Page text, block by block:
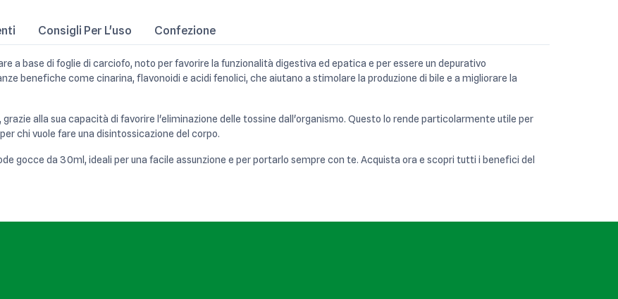
Consigli Per L'uso Confezione
a base di foglie di carciofo, noto per favorire la funzionalità digestiva ed epatica e per essere un depurativo
benefiche come cinarina, flavonoidi e acidi fenolici, che aiutano a stimolare la produzione di bile e a migliorare la
alla sua capacità di favorire l'eliminazione delle tossine dall'organismo. Questo lo rende particolarmente utile per
chi vuole fare una disintossicazione del corpo.
gocce da 30ml, ideali per una facile assunzione e per portarlo sempre con te. Acquista ora e scopri tutti i benefici del